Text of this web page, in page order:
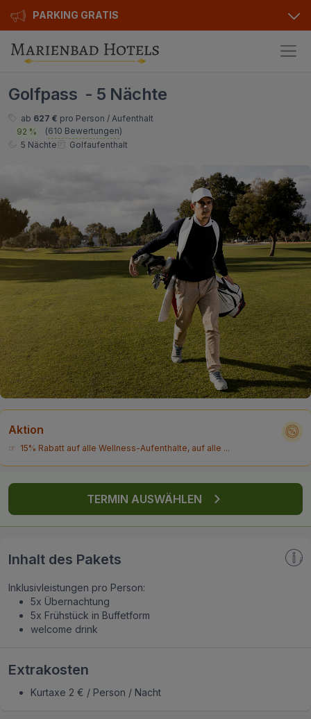
PARKING GRATIS
Hotels
Kurhotels
Orea Hotels
Geschenkgutscheine
Kontakt
Kontakt
Über uns
Privat Transfer
FAQ
Golfpass - 5 Nächte
ab 627 € pro Person / Aufenthalt
92 %
(610 Bewertungen)
5 Nächte
Golfaufenthalt
Aktion
☞ 15% Rabatt auf alle Wellness-Aufenthalte, auf alle ...
TERMIN AUSWÄHLEN
Inhalt des Pakets
Inklusivleistungen pro Person:
5x Übernachtung
5x Frühstück in Buffetform
welcome drink
Extrakosten
Kurtaxe 2 € / Person / Nacht